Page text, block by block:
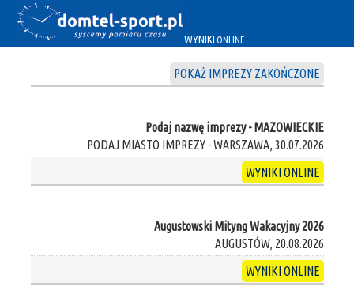
WYNIKI ONLINE
POKAŻ IMPREZY ZAKOŃCZONE
Podaj nazwę imprezy - MAZOWIECKIE
PODAJ MIASTO IMPREZY - WARSZAWA, 30.07.2026
WYNIKI ONLINE
Augustowski Mityng Wakacyjny 2026
AUGUSTÓW, 20.08.2026
WYNIKI ONLINE